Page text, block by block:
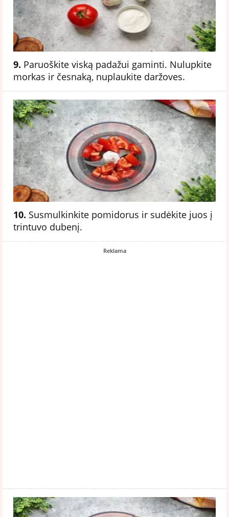
9. Paruoškite viską padažui gaminti. Nulupkite
morkas ir česnaką, nuplaukite daržoves.
10. Susmulkinkite pomidorus ir sudėkite juos į
trintuvo dubenį.
Reklama